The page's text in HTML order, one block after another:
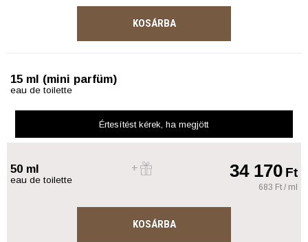
KOSÁRBA
15 ml (mini parfüm)
eau de toilette
Értesítést kérek , ha megjött
50 ml
eau de toilette 34 170Ft
683 Ft / ml
KOSÁRBA